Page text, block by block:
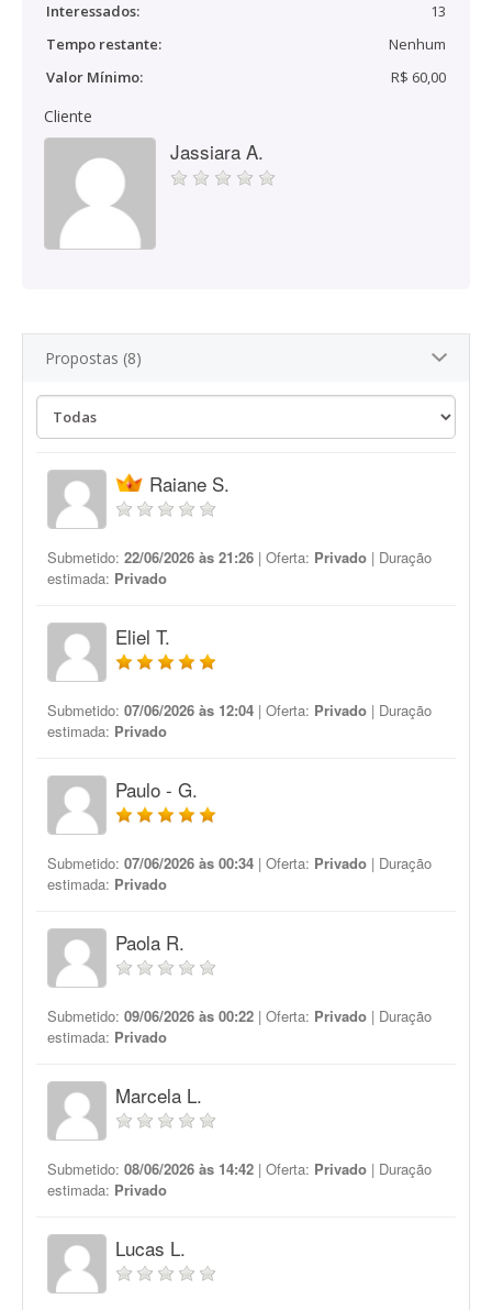
Interessados:
13
Tempo restante:
Nenhum
Valor Mínimo:
R$ 60,00
Cliente
Jassiara A.
Propostas (8)
Raiane S.
Submetido: 22/06/2026 às 21:26 | Oferta: Privado | Duração
estimada: Privado
Eliel T.
Submetido: 07/06/2026 às 12:04 | Oferta: Privado | Duração
estimada: Privado
Paulo - G.
Submetido: 07/06/2026 às 00:34 | Oferta: Privado | Duração
estimada: Privado
Paola R.
Submetido: 09/06/2026 às 00:22 | Oferta: Privado | Duração
estimada: Privado
Marcela L.
Submetido: 08/06/2026 às 14:42 | Oferta: Privado | Duração
estimada: Privado
Lucas L.